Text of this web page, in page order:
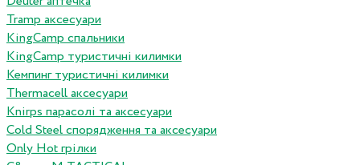
Tramp аксесуари
KingCamp спальники
KingCamp туристичні килимки
Кемпинг туристичні килимки
Thermacell аксесуари
Knirps парасолі та аксесуари
Cold Steel спорядження та аксесуари
Only Hot грілки